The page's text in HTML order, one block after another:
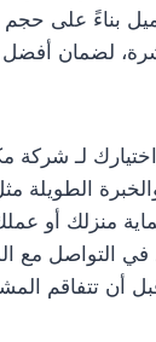
بناءً على حجم
لضمان أفضل
اختيارك لـ
الطويلة
منزلك أو
في التواصل مع
أن تتفاقم